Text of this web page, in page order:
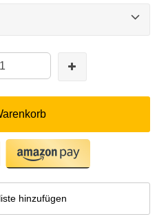
hinzufügen